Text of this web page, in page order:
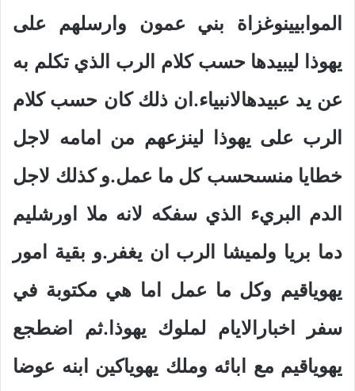
الموابيينوغزاة بني عمون وارسلهم على
يهوذا ليبيدها حسب كلام الرب الذي تكلم به
عن يد عبيدهالانبياء.ان ذلك كان حسب كلام
الرب على يهوذا لينزعهم من امامه لاجل
خطايا منسىحسب كل ما عمل.و كذلك لاجل
الدم البريء الذي سفكه لانه ملا اورشليم
دما بريا ولميشا الرب ان يغفر.و بقية امور
يهوياقيم وكل ما عمل اما هي مكتوبة في
سفر اخبارالايام لملوك يهوذا.ثم اضطجع
يهوياقيم مع ابائه وملك يهوياكين ابنه عوضا